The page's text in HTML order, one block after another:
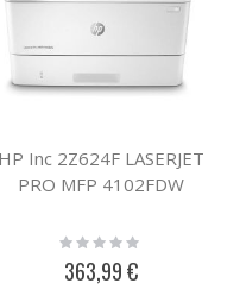
HP Inc 2Z624F LASERJET
PRO MFP 4102FDW
Rating:
363,99 €